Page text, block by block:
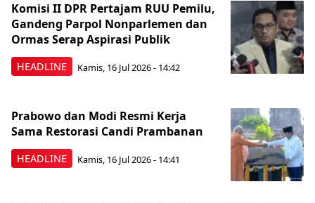
HEADLINE
Komisi II DPR Pertajam RUU Pemilu,
Gandeng Parpol Nonparlemen dan
Ormas Serap Aspirasi Publik
Kamis, 16 Jul 2026 - 14:42
HEADLINE
Prabowo dan Modi Resmi Kerja
Sama Restorasi Candi Prambanan
Kamis, 16 Jul 2026 - 14:41